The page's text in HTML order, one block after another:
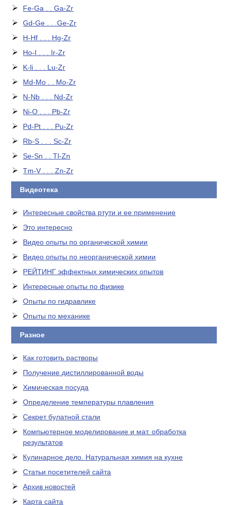
Fe-Ga . . Ga-Zr
Gd-Ge . . .Ge-Zr
H-Hf . . . Hg-Zr
Ho-I . . . Ir-Zr
K-li . . . Lu-Zr
Md-Mo . . Mo-Zr
N-Nb . . . Nd-Zr
Ni-O . . . Pb-Zr
Pd-Pt . . . Pu-Zr
Rb-S . . . Sc-Zr
Se-Sn . . Tl-Zn
Tm-V . . . Zn-Zr
Видеотека
Интересные свойства ртути и ее применение
Это интересно
Видео опыты по органической химии
Видео опыты по неорганической химии
РЕЙТИНГ эффектных химических опытов
Интересные опыты по физике
Опыты по гидравлике
Опыты по механике
Разное
Как готовить растворы
Получение дистиллированной воды
Химическая посуда
Определение температуры плавления
Секрет булатной стали
Компьютерное моделирование и мат. обработка
результатов
Кулинарное дело. Натуральная химия на кухне
Статьи посетителей сайта
Архив новостей
Карта сайта